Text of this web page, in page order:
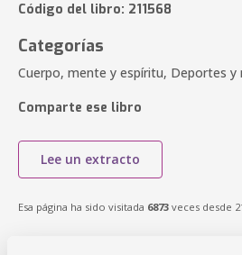
Código del libro: 211568
Categorías
Cuerpo, mente y espíritu, Deportes y
Comparte ese libro
Lee un extracto
Esa página ha sido visitada 6873 veces desde